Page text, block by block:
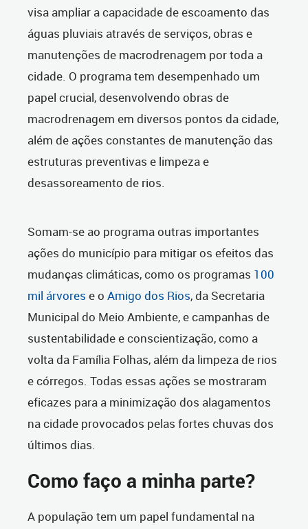
visa ampliar a capacidade de escoamento das
águas pluviais através de serviços, obras e
manutenções de macrodrenagem por toda a
cidade. O programa tem desempenhado um
papel crucial, desenvolvendo obras de
macrodrenagem em diversos pontos da cidade,
além de ações constantes de manutenção das
estruturas preventivas e limpeza e
desassoreamento de rios.
Somam-se ao programa outras importantes
ações do município para mitigar os efeitos das
mudanças climáticas, como os programas 100
mil árvores e o Amigo dos Rios, da Secretaria
Municipal do Meio Ambiente, e campanhas de
sustentabilidade e conscientização, como a
volta da Família Folhas, além da limpeza de rios
e córregos. Todas essas ações se mostraram
eficazes para a minimização dos alagamentos
na cidade provocados pelas fortes chuvas dos
últimos dias.
Como faço a minha parte?
A população tem um papel fundamental na